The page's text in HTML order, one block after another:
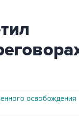
освобождения